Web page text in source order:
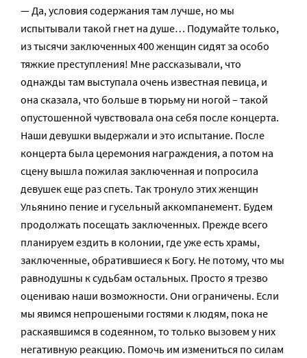
— Да, условия содержания там лучше, но мы
испытывали такой гнет на душе… Подумайте только,
из тысячи заключенных 400 женщин сидят за особо
тяжкие преступления! Мне рассказывали, что
однажды там выступала очень известная певица, и
она сказала, что больше в тюрьму ни ногой – такой
опустошенной чувствовала она себя после концерта.
Наши девушки выдержали и это испытание. После
концерта была церемония награждения, а потом на
сцену вышла пожилая заключенная и попросила
девушек еще раз спеть. Так тронуло этих женщин
Ульянино пение и гусельный аккомпанемент. Будем
продолжать посещать заключенных. Прежде всего
планируем ездить в колонии, где уже есть храмы,
заключенные, обратившиеся к Богу. Не потому, что мы
равнодушны к судьбам остальных. Просто я трезво
оцениваю наши возможности. Они ограничены. Если
мы явимся непрошеными гостями к людям, пока не
раскаявшимся в содеянном, то только вызовем у них
негативную реакцию. Помочь им измениться по силам